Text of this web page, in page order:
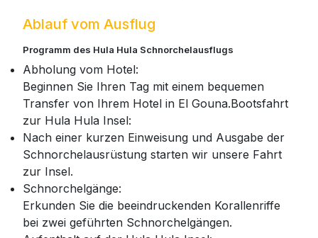
Ablauf vom Ausflug
Programm des Hula Hula Schnorchelausflugs
Abholung vom Hotel:
Beginnen Sie Ihren Tag mit einem bequemen
Transfer von Ihrem Hotel in El Gouna.Bootsfahrt
zur Hula Hula Insel:
Nach einer kurzen Einweisung und Ausgabe der
Schnorchelausrüstung starten wir unsere Fahrt
zur Insel.
Schnorchelgänge:
Erkunden Sie die beeindruckenden Korallenriffe
bei zwei geführten Schnorchelgängen.